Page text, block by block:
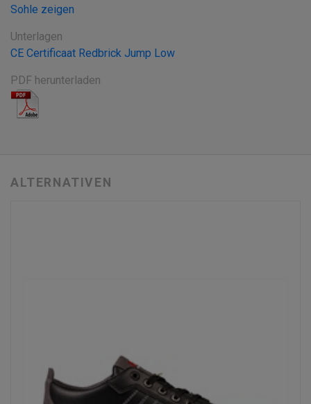
Sohle zeigen
Unterlagen
CE Certificaat Redbrick Jump Low
PDF herunterladen
ALTERNATIVEN